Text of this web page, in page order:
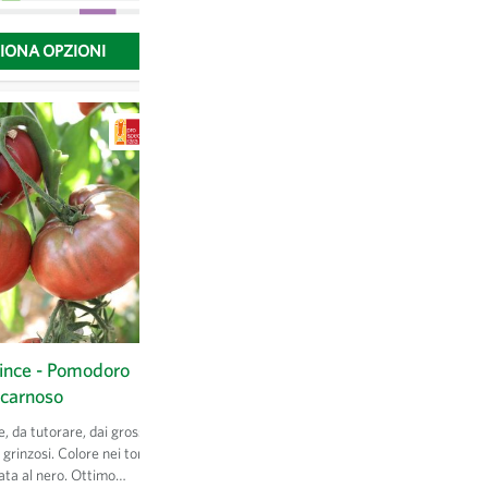
OPZIONI
- Pomodoro
carnoso
da tutorare, dai grossi
Colore nei toni
al nero. Ottimo